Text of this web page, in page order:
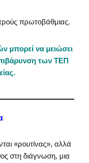
πρωτοβάθμιας.
μπορεί να μειώσει
των ΤΕΠ
«ρουτίνας», αλλά
στη διάγνωση, μια